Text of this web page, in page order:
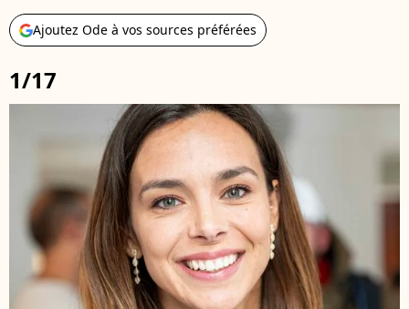
Ajoutez Ode à vos sources préférées
1/17